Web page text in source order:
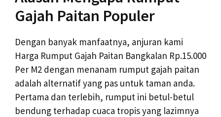
Gajah Paitan Populer
Dengan banyak manfaatnya, anjuran kami
Harga Rumput Gajah Paitan Bangkalan Rp.15.000
Per M2 dengan menanam rumput gajah paitan
adalah alternatif yang pas untuk taman anda.
Pertama dan terlebih, rumput ini betul-betul
bendung terhadap cuaca tropis yang lazimnya